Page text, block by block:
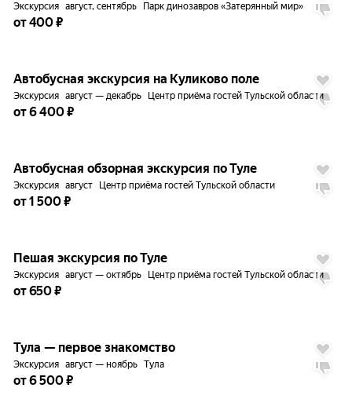
Экскурсия август, сентябрь Парк динозавров «Затерянный мир»
от 400 ₽
Автобусная экскурсия на Куликово поле
Экскурсия август — декабрь Центр приёма гостей Тульской области
от 6 400 ₽
Автобусная обзорная экскурсия по Туле
Экскурсия август Центр приёма гостей Тульской области
от 1 500 ₽
Пешая экскурсия по Туле
Экскурсия август — октябрь Центр приёма гостей Тульской области
от 650 ₽
Тула — первое знакомство
Экскурсия август — ноябрь Тула
от 6 500 ₽